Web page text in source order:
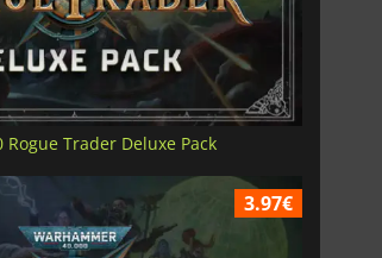
Trader Deluxe Pack
3.97€